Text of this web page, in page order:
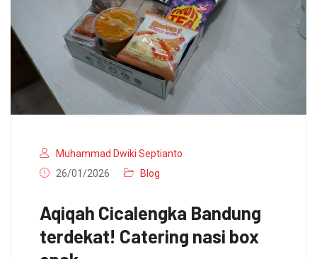
Muhammad Dwiki Septianto
26/01/2026
Blog
Aqiqah Cicalengka Bandung
terdekat! Catering nasi box